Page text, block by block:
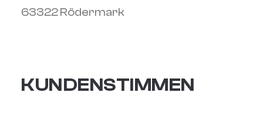
63322 Rödermark
KUNDENSTIMMEN